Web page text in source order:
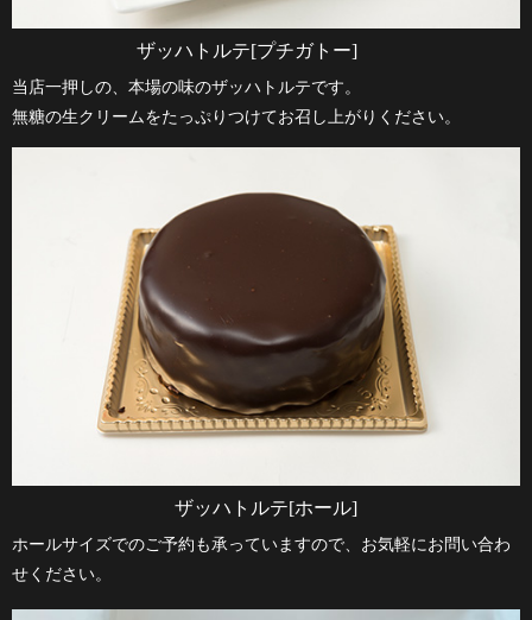
ザッハトルテ[プチガトー]
当店一押しの、本場の味のザッハトルテです。
無糖の生クリームをたっぷりつけてお召し上がりください。
ザッハトルテ[ホール]
ホールサイズでのご予約も承っていますので、お気軽にお問い合わ
せください。